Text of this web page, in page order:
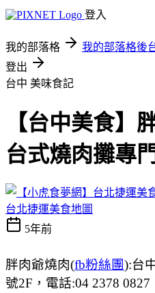
登入
我的部落格 我的部落格後
登出
台中 美味食記
【台中美食】
台式燒肉攤專
台北捷運美食地圖
5年前
胖肉爺燒肉(fb粉絲團):台
號2F，電話:04 2378